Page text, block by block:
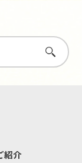
さがす
紹介